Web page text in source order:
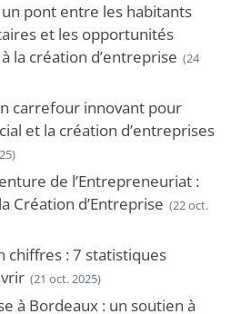
pont entre les habitants
et les opportunités
la création d’entreprise (24
carrefour innovant pour
et la création d’entreprises
de l’Entrepreneuriat :
Création d’Entreprise (22 oct.
chiffres : 7 statistiques
(21 oct. 2025)
à Bordeaux : un soutien à